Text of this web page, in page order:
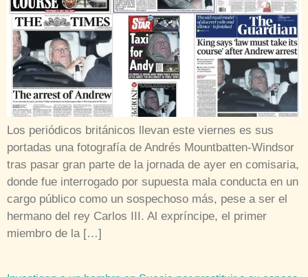
Los periódicos británicos llevan este viernes es sus
portadas una fotografía de Andrés Mountbatten-Windsor
tras pasar gran parte de la jornada de ayer en comisaria,
donde fue interrogado por supuesta mala conducta en un
cargo público como un sospechoso más, pese a ser el
hermano del rey Carlos III. Al expríncipe, el primer
miembro de la […]